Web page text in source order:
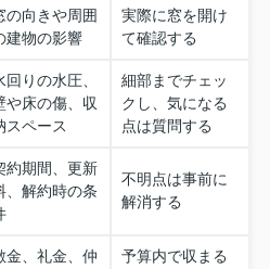
の向きや周囲
建物の影響
実際に窓を開け
て確認する
回りの水圧、
や床の傷、収
スペース
細部までチェッ
クし、気になる
点は質問する
約期間、更新
、解約時の条
不明点は事前に
解消する
金、礼金、仲
予算内で収まる